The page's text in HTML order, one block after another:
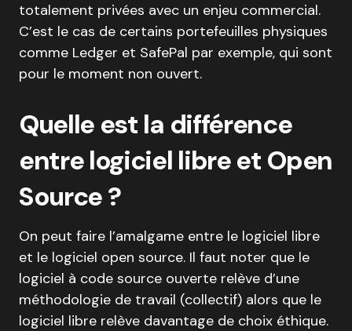
totalement privées avec un enjeu commercial.
C’est le cas de certains portefeuilles physiques
comme Ledger et SafePal par exemple, qui sont
pour le moment non ouvert.
Quelle est la différence
entre logiciel libre et Open
Source ?
On peut faire l’amalgame entre le logiciel libre
et le logiciel open source. Il faut noter que le
logiciel à code source ouverte relève d’une
méthodologie de travail (collectif) alors que le
logiciel libre relève davantage de choix éthique.